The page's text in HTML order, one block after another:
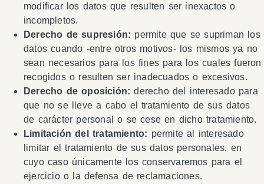
modificar los datos que resulten ser inexactos o
incompletos.
Derecho de supresión: permite que se supriman los
datos cuando -entre otros motivos- los mismos ya no
sean necesarios para los fines para los cuales fueron
recogidos o resulten ser inadecuados o excesivos.
Derecho de oposición: derecho del interesado para
que no se lleve a cabo el tratamiento de sus datos
de carácter personal o se cese en dicho tratamiento.
Limitación del tratamiento: permite al interesado
limitar el tratamiento de sus datos personales, en
cuyo caso únicamente los conservaremos para el
ejercicio o la defensa de reclamaciones.